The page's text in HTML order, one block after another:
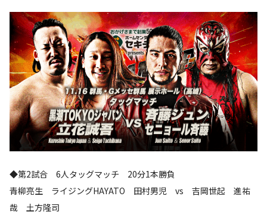
◆第2試合 6人タッグマッチ 20分1本勝負
青柳亮生 ライジングHAYATO 田村男児 vs 吉岡世起 進祐
哉 土方隆司